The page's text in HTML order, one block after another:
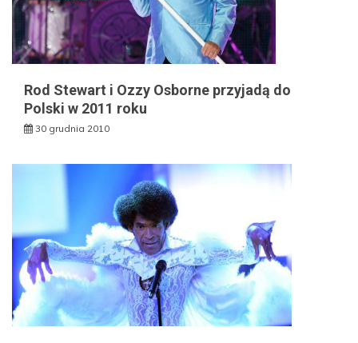
Rod Stewart i Ozzy Osborne przyjadą do
Polski w 2011 roku
30 grudnia 2010